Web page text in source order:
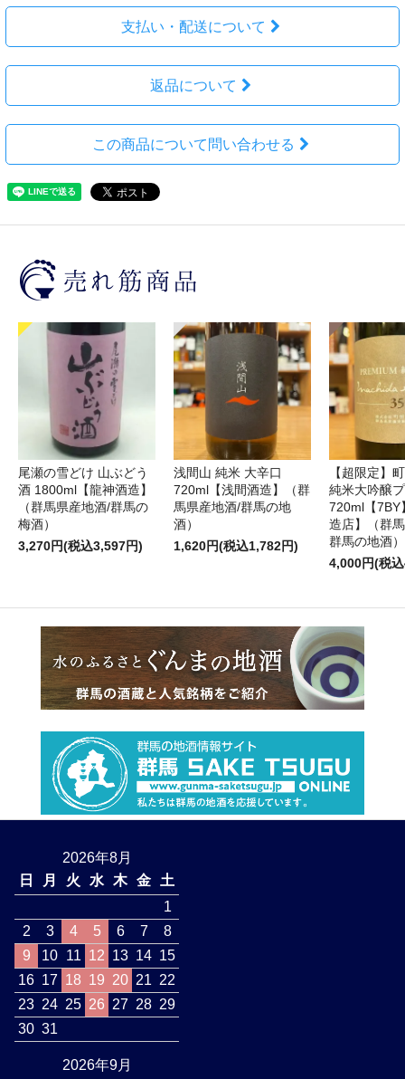
支払い・配送について
返品について
この商品について問い合わせる
尾瀬の雪どけ 山ぶどう
酒 1800ml【龍神酒造】
（群馬県産地酒/群馬の
梅酒）
3,270円(税込3,597円)
浅間山 純米 大辛口
720ml【浅間酒造】（群
馬県産地酒/群馬の地
酒）
1,620円(税込1,782円)
【超限定】
純米大吟醸
720ml【7BY
造店】（群
群馬の地酒）
4,000円(税
2026年8月
日
月 火 水 木 金
土
1
2
3 4 5 6 7
8
9
10 11 12 13 14 15
16 17 18 19 20 21 22
23 24 25 26 27 28 29
30 31
2026年9月